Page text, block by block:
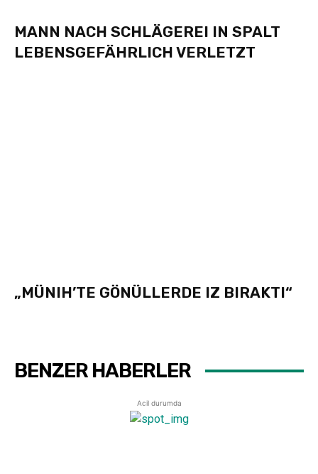
MANN NACH SCHLÄGEREI IN SPALT
LEBENSGEFÄHRLICH VERLETZT
„MÜNIH’TE GÖNÜLLERDE IZ BIRAKTI“
BENZER HABERLER
Acil durumda